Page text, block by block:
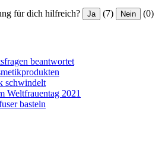
für dich hilfreich? Ja (7) Nein (0)
beantwortet
schwindelt
Weltfrauentag 2021
basteln